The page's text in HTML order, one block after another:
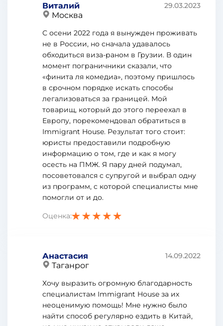
Виталий
Москва
29.03.2023
С осени 2022 года я вынужден проживать
не в России, но сначала удавалось
обходиться виза-раном в Грузии. В один
момент пограничники сказали, что
«финита ля комедиа», поэтому пришлось
в срочном порядке искать способы
легализоваться за границей. Мой
товарищ, который до этого переехал в
Европу, порекомендовал обратиться в
Immigrant House. Результат того стоит:
юристы предоставили подробную
информацию о том, где и как я могу
осесть на ПМЖ. Я пару дней подумал,
посоветовался с супругой и выбрал одну
из программ, с которой специалисты мне
помогли от и до.
Оценка:
Анастасия
Таганрог
14.09.2022
Хочу выразить огромную благодарность
специалистам Immigrant House за их
неоценимую помощь! Мне нужно было
найти способ регулярно ездить в Китай,